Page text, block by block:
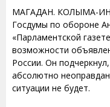
МАГАДАН. КОЛЫМА-
Госдумы по обороне
«Парламентской
возможности
России. Он
абсолютно
ситуации не будет.